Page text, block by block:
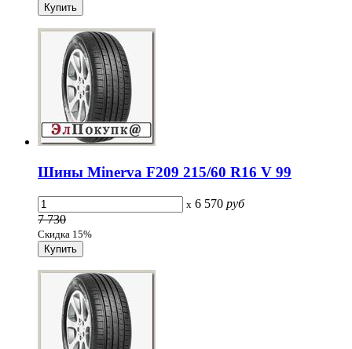
Шины Minerva F209 215/60 R16 V 99
x 6 570 руб
7 730
Скидка 15%